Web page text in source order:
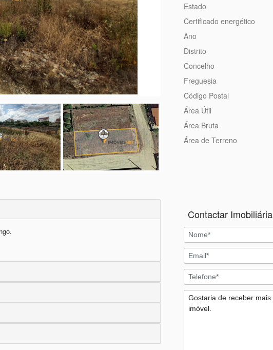
Estado
Certificado energético
Ano
Distrito
Concelho
Freguesia
Código Postal
Área Útil
Área Bruta
Área de Terreno
Contactar Imobiliária